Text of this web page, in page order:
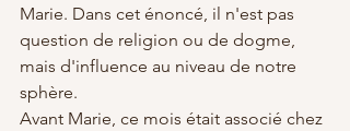
Marie. Dans cet énoncé, il n'est pas
question de religion ou de dogme,
mais d'influence au niveau de notre
sphère.
Avant Marie, ce mois était associé chez